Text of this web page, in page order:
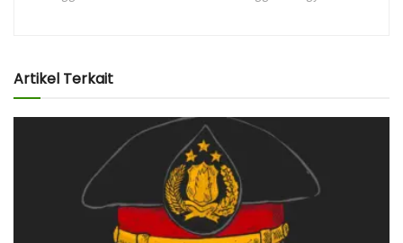
Artikel Terkait